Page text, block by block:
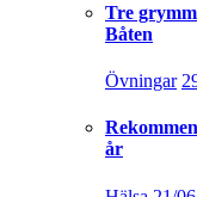
Tre
Båten
Övningar
år